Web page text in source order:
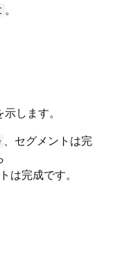
。
します。
、セグメントは完
は完成です。